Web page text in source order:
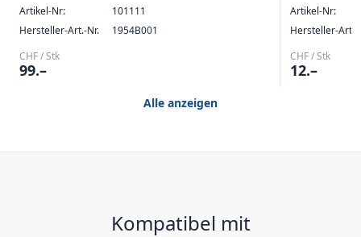
Artikel-Nr:
101111
Hersteller-Art.-Nr.
1954B001
CHF / Stk
99.–
Artikel-Nr:
Hersteller-Art.-
CHF / Stk
12.–
Alle anzeigen
Kompatibel mit